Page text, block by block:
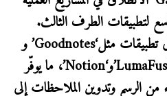
لتطبيقات الطرف الثالث.
حيث يمكن الوصول بسهولة إلى تطبيقات مثل‘Goodnotes’ و
‘Clip Studio Paint’و‘LumaFusion’و‘Notion’، ما يوفّر
الرسم وتدوين الملاحظات إلى